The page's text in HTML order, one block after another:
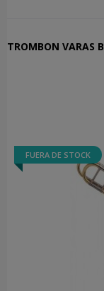
FUERA DE STOCK